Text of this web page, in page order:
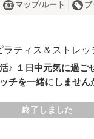
マップ/ルート ブ
♪ １日中元気に過ご
チを一緒にしません
終了しました